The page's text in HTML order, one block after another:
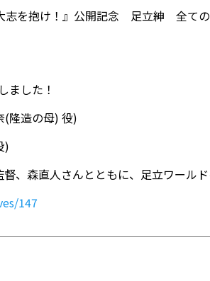
志を抱け！』公開記念 足立紳 全て
ました！
(隆造の母) 役)
)
、森直人さんとともに、足立ワールド
147